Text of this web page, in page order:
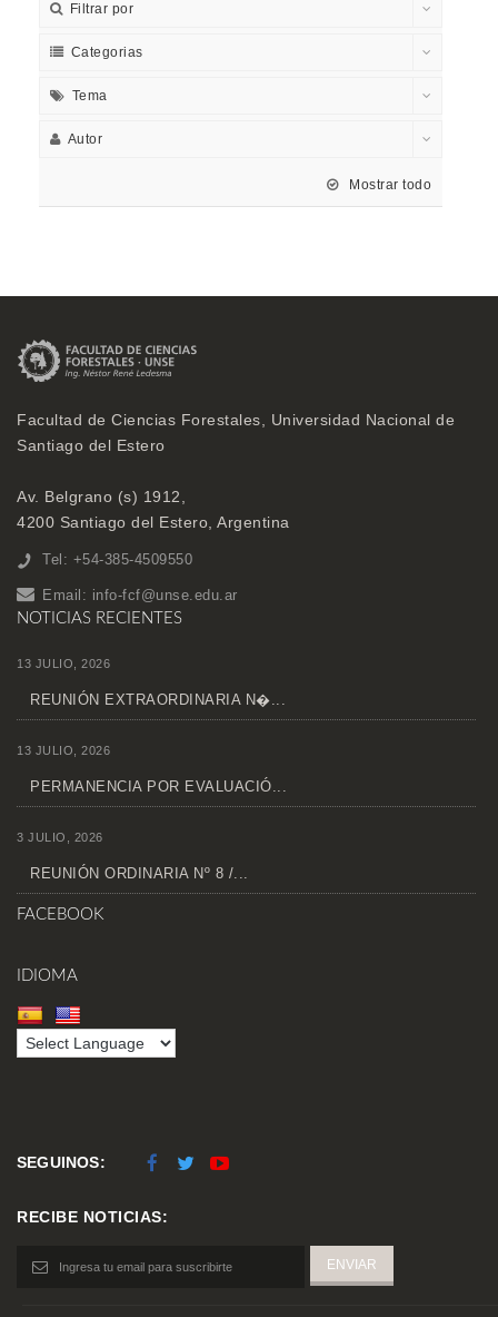
Filtrar por
Categorias
Tema
Autor
Mostrar todo
Facultad de Ciencias Forestales, Universidad Nacional de
Santiago del Estero
Av. Belgrano (s) 1912,
4200 Santiago del Estero, Argentina
Tel: +54-385-4509550
Email: info-fcf@unse.edu.ar
NOTICIAS RECIENTES
13 JULIO, 2026
REUNIÓN EXTRAORDINARIA N�...
13 JULIO, 2026
PERMANENCIA POR EVALUACIÓ...
3 JULIO, 2026
REUNIÓN ORDINARIA Nº 8 /...
FACEBOOK
IDIOMA
SEGUINOS:
RECIBE NOTICIAS: